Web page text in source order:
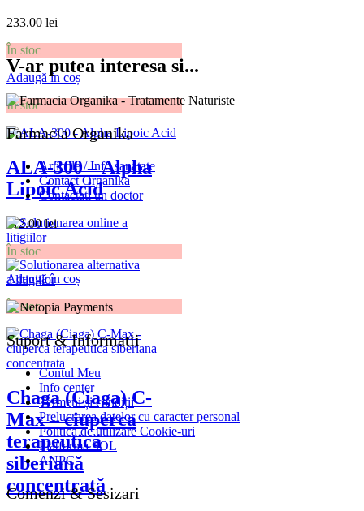
233.00 lei
În stoc
Adaugă în coș
În stoc
ALA-300 – Alpha
Lipoic Acid
112.00lei
În stoc
Adaugă în coș
În stoc
Chaga (Ciaga) C-
Max – ciuperca
terapeutică
siberiană
concentrată
V-ar putea interesa si...
Farmacia Organika
Articole / Info sanatate
Contact Organika
Contactati un doctor
Suport & Informatii
Contul Meu
Info center
Termeni și condiții
Prelucrarea datelor cu caracter personal
Politica de utilizare Cookie-uri
Platforma SOL
ANPC
Comenzi & Sesizari